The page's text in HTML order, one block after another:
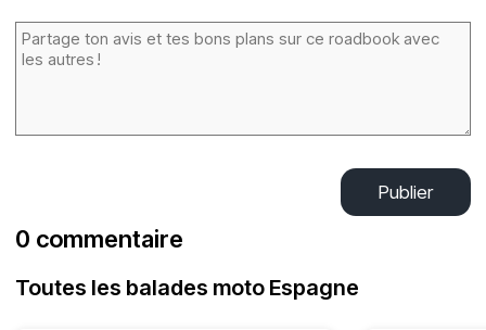
Publier
0 commentaire
Toutes les balades moto Espagne